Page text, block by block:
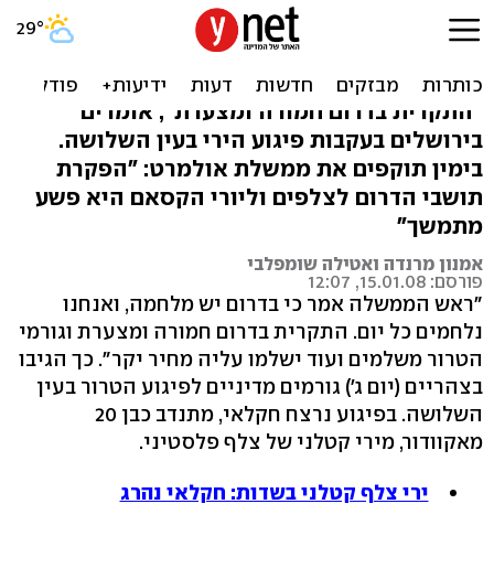
גורמים מדיניים: הפלסטינים
ישלמו מחיר יקר
"התקרית בדרום חמורה ומצערת", אומרים
בירושלים בעקבות פיגוע הירי בעין השלושה.
בימין תוקפים את ממשלת אולמרט: "הפקרת
תושבי הדרום לצלפים וליורי הקסאם היא פשע
מתמשך"
אמנון מרנדה ואטילה שומפלבי
פורסם: 15.01.08, 12:07
"ראש הממשלה אמר כי בדרום יש מלחמה, ואנחנו
נלחמים כל יום. התקרית בדרום חמורה ומצערת וגורמי
הטרור משלמים ועוד ישלמו עליה מחיר יקר". כך הגיבו
בצהריים (יום ג') גורמים מדיניים לפיגוע הטרור בעין
השלושה. בפיגוע נרצח חקלאי, מתנדב כבן 20
מאקוודור, מירי קטלני של צלף פלסטיני.
ירי צלף קטלני בשדות: חקלאי נהרג